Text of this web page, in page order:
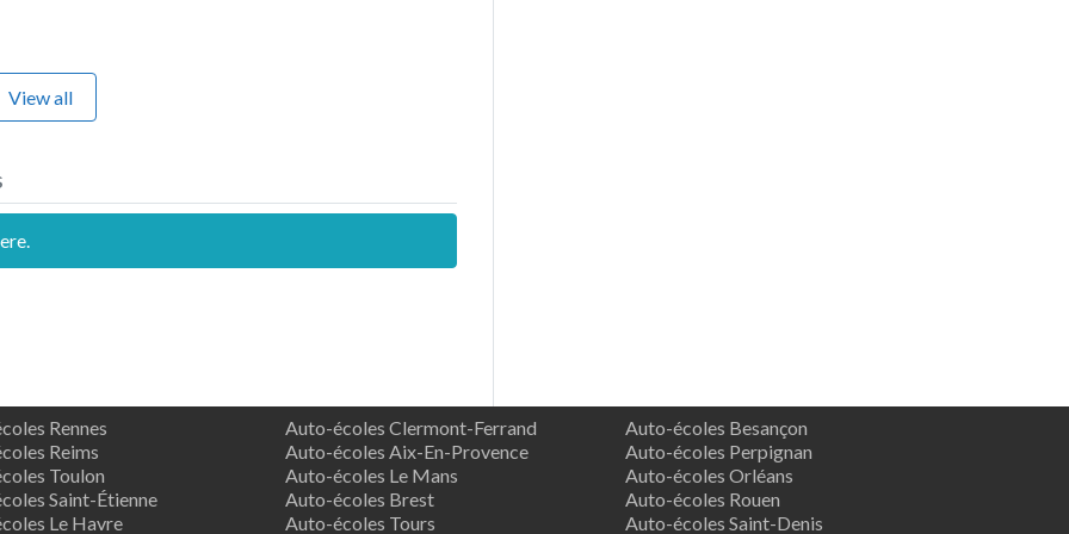
View all
Rennes
Reims
Toulon
Saint-Étienne
Le Havre
Auto-écoles Clermont-Ferrand
Auto-écoles Aix-En-Provence
Auto-écoles Le Mans
Auto-écoles Brest
Auto-écoles Tours
Auto-écoles Besançon
Auto-écoles Perpignan
Auto-écoles Orléans
Auto-écoles Rouen
Auto-écoles Saint-Denis